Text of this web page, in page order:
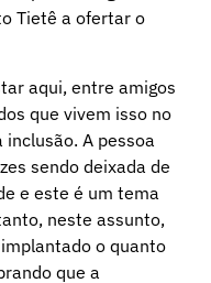
Tietê a ofertar o
aqui, entre amigos
que vivem isso no
A pessoa
sendo deixada de
e este é um tema
neste assunto,
o quanto
que a